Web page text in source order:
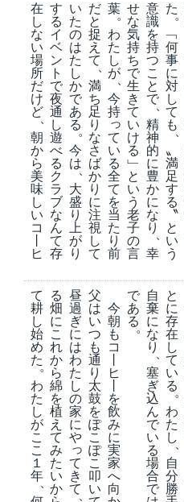
た
﹁
何
事
に
対
し
て
も
〟
満
足
す
る
〝
と
い
う
意
識
を
持
つ
こ
と
で、
精
神
的
に
豊
か
に
な
り、
幸
せ
な
気
持
ち
で
生
き
て
い
け
る
﹂
と
い
う
老
子
の
言
葉。
わ
た
し
が、
今
持
っ
て
い
る
全
て
を
当
た
り
前
だ
と
捉
え
て、
満
ち
足
り
な
さ
ば
か
り
に
注
視
し
て
い
た
の
は
た
し
か
で
あ
る。
今
は、
大
盛
り
上
が
り
す
る
イ
ベ
ン
ト
で
夜
通
し
遊
べ
る
ク
ラ
ブ
な
ん
て
存
在
し
な
い
場
所
だ
け
ど、
朝
か
ら
美
味
し
い
コ
ヒ
と
に
存
在
し
て
い
る
わ
た
し
自
分
勝
自
棄
に
な
り、
塞
ぎ
込
ん
で
い
る
場
合
で
で
あ
る。
今
朝
も
コ
ヒ
を
飲
み
に
実
家
へ
向
父
は
い
つ
も
通
り
太
鼓
を
ぽ
こ
ぽ
こ
叩
い
昼
過
ぎ
に
は
わ
た
し
の
家
に
や
っ
て
き
て、
る
畑
に
こ
れ
か
ら
綿
を
植
え
て
み
た
い
か
て
耕
し
始
め
た。
わ
た
し
が
こ
こ
１
年、